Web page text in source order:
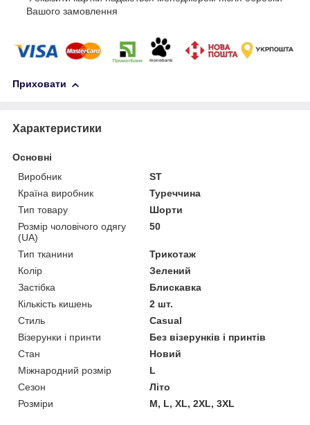
Вашого замовлення
Приховати
Характеристики
Основні
Виробник
ST
Країна виробник
Туреччина
Тип товару
Шорти
Розмір чоловічого одягу
(UA)
50
Тип тканини
Трикотаж
Колір
Зелений
Застібка
Блискавка
Кількість кишень
2 шт.
Стиль
Casual
Візерунки і принти
Без візерунків і принтів
Стан
Новий
Міжнародний розмір
L
Сезон
Літо
Розміри
М, L, XL, 2XL, 3XL